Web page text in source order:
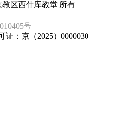
教区西什库教堂 所有
号
证：京（2025）0000030